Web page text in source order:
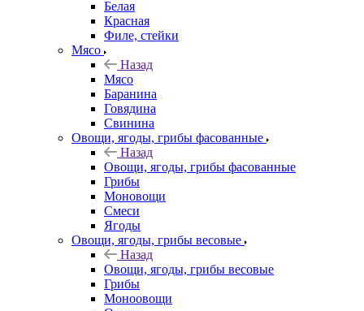
Белая
Красная
Филе, стейки
Мясо
Назад
Мясо
Баранина
Говядина
Свинина
Овощи, ягоды, грибы фасованные
Назад
Овощи, ягоды, грибы фасованные
Грибы
Моновощи
Смеси
Ягоды
Овощи, ягоды, грибы весовые
Назад
Овощи, ягоды, грибы весовые
Грибы
Моноовощи